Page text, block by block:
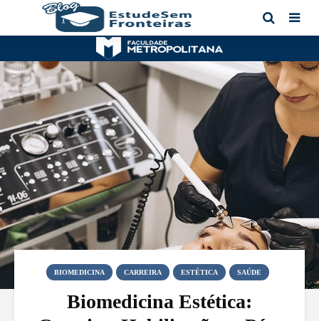
BIOMEDICINA CARREIRA ESTÉTICA SAÚDE
Biomedicina Estética: